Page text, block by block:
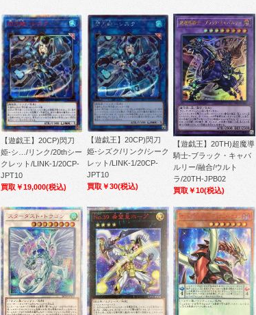
【遊戯王】20CP)閃刀
姫-シ…/リンク/20thシー
クレット/LINK-1/20CP-
JPT10
買取￥19,000(税込)
【遊戯王】20CP)閃刀
姫-シズク/リンク/シーク
レット/LINK-1/20CP-
JPT10
買取￥30(税込)
【遊戯王】20TH)超魔導
騎士-ブラック・キャバ
ルリー/融合/ウルト
ラ/20TH-JPB02
買取￥10(税込)